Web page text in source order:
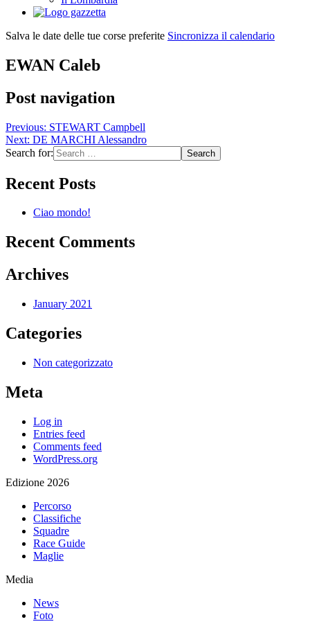
Salva le date delle tue corse preferite Sincronizza il calendario
EWAN Caleb
Post navigation
Previous: STEWART Campbell
Next: DE MARCHI Alessandro
Search for:
Recent Posts
Ciao mondo!
Recent Comments
Archives
January 2021
Categories
Non categorizzato
Meta
Log in
Entries feed
Comments feed
WordPress.org
Edizione 2026
Percorso
Classifiche
Squadre
Race Guide
Maglie
Media
News
Foto